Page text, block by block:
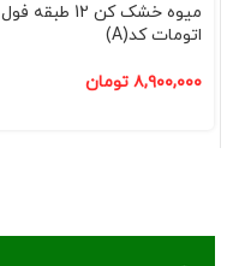
میوه خشک کن 12 طبقه فول
اتومات کد(A)
۸,۹۰۰,۰۰۰ تومان